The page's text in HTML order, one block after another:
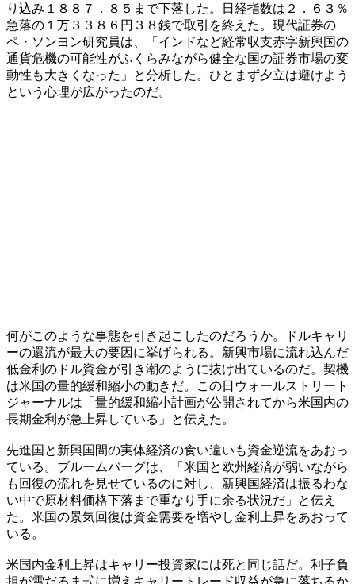
り込み１８８７．８５まで下落した。日経指数は２．６３％
急落の１万３３８６円３８銭で取引を終えた。現代証券の
ペ・ソンヨン研究員は、「インドなど経常収支赤字新興国の
通貨危機の可能性がふくらみながら健全な国の証券市場の変
動性も大きくなった」と分析した。ひとまず夕立は避けよう
という心理が広がったのだ。
何がこのような事態を引き起こしたのだろうか。ドルキャリ
ーの還流が最大の要因に挙げられる。新興市場に流れ込んだ
低金利のドル資金が引き潮のように抜け出ているのだ。契機
は米国の量的緩和縮小の動きだ。この日ウォールストリート
ジャーナルは「量的緩和縮小計画が公開されてから米国内の
長期金利が急上昇している」と伝えた。
先進国と新興国間の実体経済の食い違いも資金逆流をあおっ
ている。ブルームバーグは、「米国と欧州経済が弱いながら
も回復の流れを見せているのに対し、新興国経済は振るわな
い中で原材料価格下落まで重なり手に余る状況だ」と伝え
た。米国の景気回復は資金需要を増やし金利上昇をあおって
いる。
米国内金利上昇はキャリー投資家には死と同じ話だ。利子負
担が雪だるま式に増えキャリートレード収益が急に落ちるか